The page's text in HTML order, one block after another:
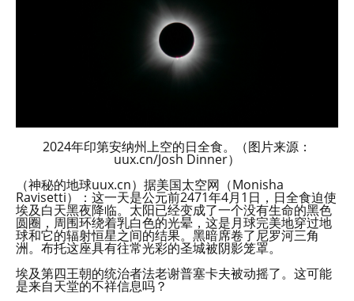
2024年印第安纳州上空的日全食。（图片来源：
uux.cn/Josh Dinner）
（神秘的地球uux.cn）据美国太空网（Monisha
Ravisetti）：这一天是公元前2471年4月1日，日全食迫使
埃及白天黑夜降临。太阳已经变成了一个没有生命的黑色
圆圈，周围环绕着乳白色的光晕，这是月球完美地穿过地
球和它的辐射恒星之间的结果。黑暗席卷了尼罗河三角
洲。布托这座具有往常光彩的圣城被阴影笼罩。
埃及第四王朝的统治者法老谢普塞卡夫被动摇了。这可能
是来自天堂的不祥信息吗？